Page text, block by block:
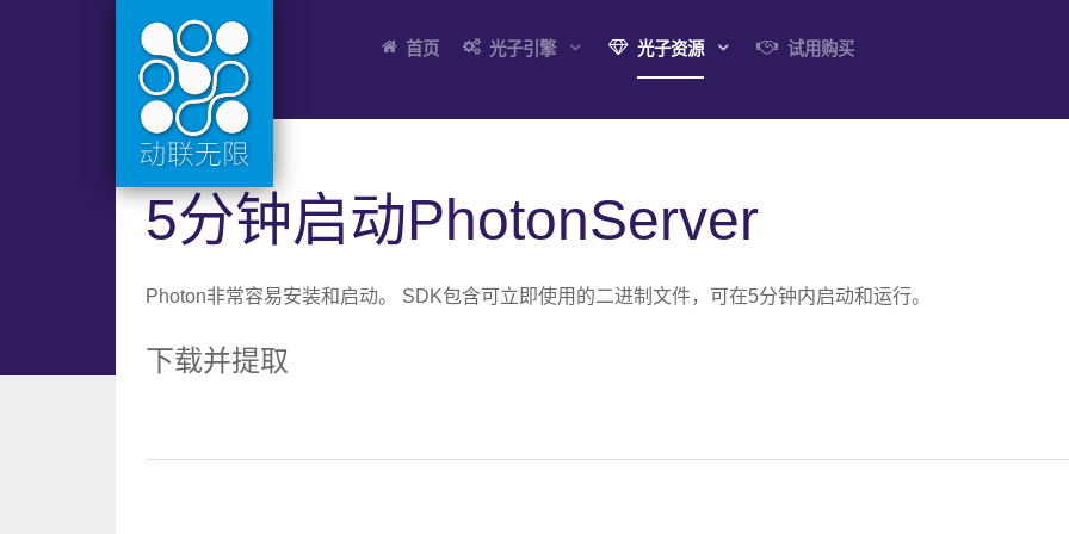
首页 光子引擎 光子资源
试用购买
5分钟启动PhotonServer
Photon非常容易安装和启动。 SDK包含可立即使用的二进制文件，可在5分钟内启动和运行。
下载并提取